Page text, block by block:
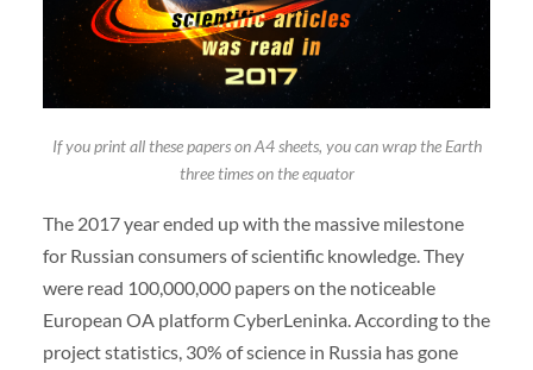
If you print all these papers on A4 sheets, you can wrap the Earth
three times on the equator
The 2017 year ended up with the massive milestone
for Russian consumers of scientific knowledge. They
were read 100,000,000 papers on the noticeable
European OA platform CyberLeninka. According to the
project statistics, 30% of science in Russia has gone